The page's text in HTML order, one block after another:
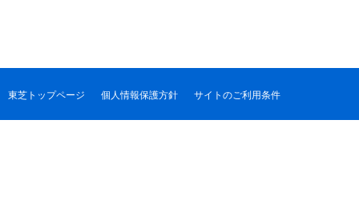
東芝トップページ 個人情報保護方針 サイトのご利用条件